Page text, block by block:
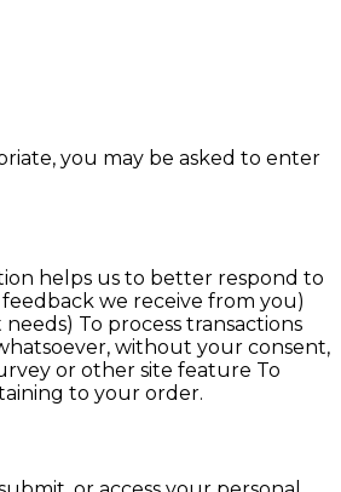
you may be asked to enter
helps us to better respond to
we receive from you)
To process transactions
without your consent,
or other site feature To
to your order.